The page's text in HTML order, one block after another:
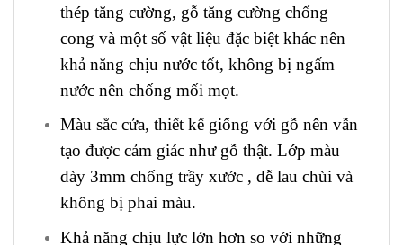
thép tăng cường, gỗ tăng cường chống
cong và một số vật liệu đặc biệt khác nên
khả năng chịu nước tốt, không bị ngấm
nước nên chống mối mọt.
Màu sắc cửa, thiết kế giống với gỗ nên vẫn
tạo được cảm giác như gỗ thật. Lớp màu
dày 3mm chống trầy xước , dễ lau chùi và
không bị phai màu.
Khả năng chịu lực lớn hơn so với những